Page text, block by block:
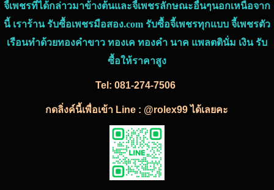
จี้เพชรที่ได้กล่าวมาข้างต้นและจี้เพชรลักษณะอื่นๆนอกเหนือจาก
นี้ เราร้าน รับซื้อเพชรมือสอง.comรับซื้อจี้เพชรทุกแบบ จี้เพชรตัว
เรือนทำด้วยทองคำขาว ทองเค ทองคำ นาค แพลตตินั่ม เงินรับ
ซื้อให้ราคาสูง
Tel:081-274-7506
กดลิ่งค์นี้เพื่อเข้า Line : @rolex99 ได้เลยคะ